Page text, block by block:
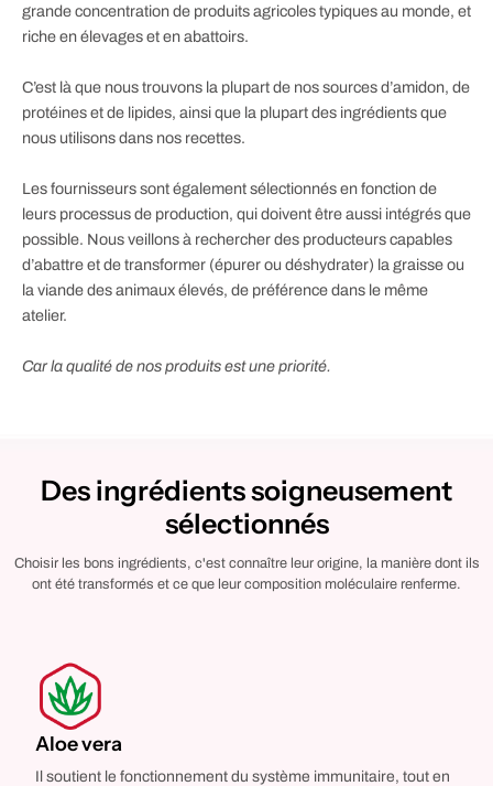
grande concentration de produits agricoles typiques au monde, et
riche en élevages et en abattoirs.
C’est là que nous trouvons la plupart de nos sources d’amidon, de
protéines et de lipides, ainsi que la plupart des ingrédients que
nous utilisons dans nos recettes.
Les fournisseurs sont également sélectionnés en fonction de
leurs processus de production, qui doivent être aussi intégrés que
possible. Nous veillons à rechercher des producteurs capables
d’abattre et de transformer (épurer ou déshydrater) la graisse ou
la viande des animaux élevés, de préférence dans le même
atelier.
Car la qualité de nos produits est une priorité.
Des ingrédients soigneusement
sélectionnés
Choisir les bons ingrédients, c'est connaître leur origine, la manière dont ils
ont été transformés et ce que leur composition moléculaire renferme.
Aloe vera
Il soutient le fonctionnement du système immunitaire, tout en